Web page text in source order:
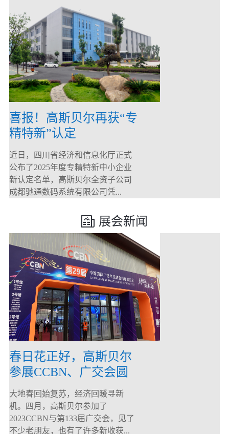
喜报！高斯贝尔再获“专
精特新”认定
近日，四川省经济和信息化厅正式
公布了2025年度专精特新中小企业
新认定名单，高斯贝尔全资子公司
成都驰通数码系统有限公司凭...
展会新闻
春日花正好，高斯贝尔
参展CCBN、广交会圆
满落幕！
大地春回始复苏，经济回暖寻新
机。四月，高斯贝尔参加了
2023CCBN与第133届广交会，见了
不少老朋友，也有了许多新收获...